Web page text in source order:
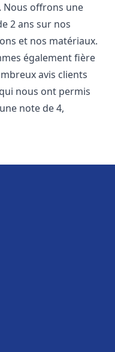
Nous offrons une
2 ans sur nos
et nos matériaux.
également fière
avis clients
nous ont permis
note de 4,